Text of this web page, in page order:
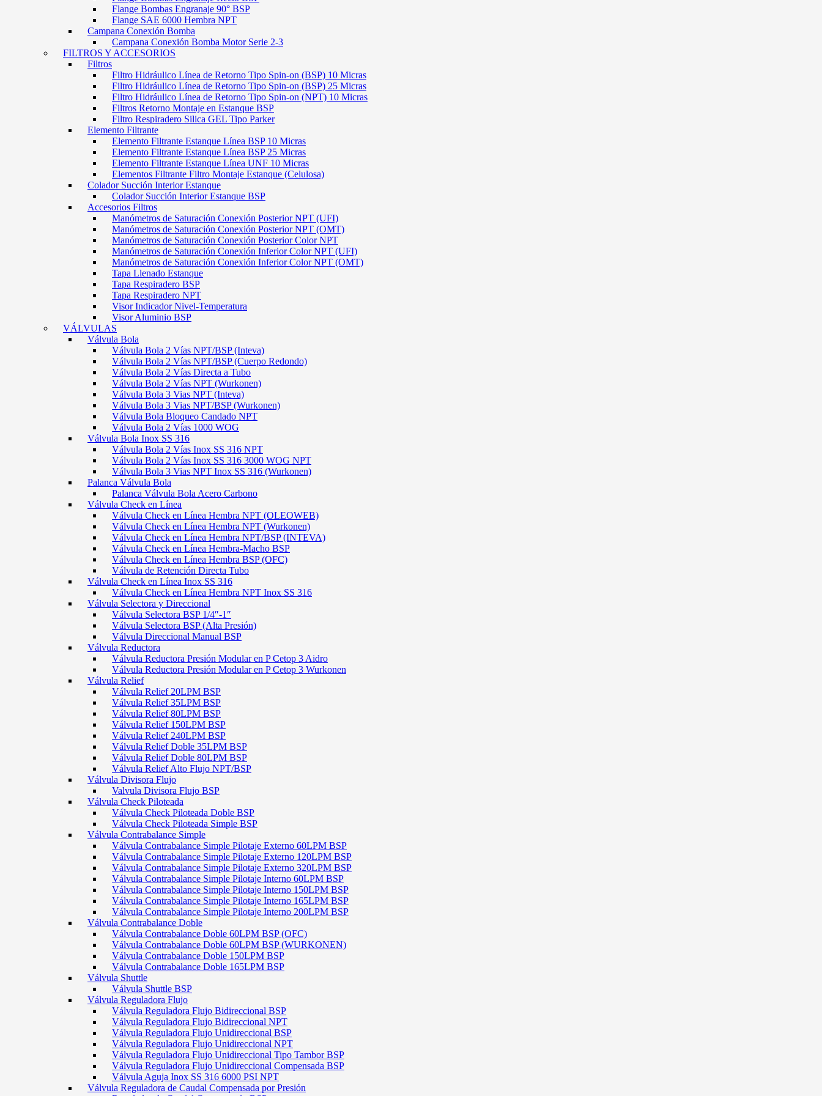
Flange Bombas Engranaje 90° BSP
Flange SAE 6000 Hembra NPT
Campana Conexión Bomba
Campana Conexión Bomba Motor Serie 2-3
FILTROS Y ACCESORIOS
Filtros
Filtro Hidráulico Línea de Retorno Tipo Spin-on (BSP) 10 Micras
Filtro Hidráulico Línea de Retorno Tipo Spin-on (BSP) 25 Micras
Filtro Hidráulico Línea de Retorno Tipo Spin-on (NPT) 10 Micras
Filtros Retorno Montaje en Estanque BSP
Filtro Respiradero Silica GEL Tipo Parker
Elemento Filtrante
Elemento Filtrante Estanque Línea BSP 10 Micras
Elemento Filtrante Estanque Línea BSP 25 Micras
Elemento Filtrante Estanque Línea UNF 10 Micras
Elementos Filtrante Filtro Montaje Estanque (Celulosa)
Colador Succión Interior Estanque
Colador Succión Interior Estanque BSP
Accesorios Filtros
Manómetros de Saturación Conexión Posterior NPT (UFI)
Manómetros de Saturación Conexión Posterior NPT (OMT)
Manómetros de Saturación Conexión Posterior Color NPT
Manómetros de Saturación Conexión Inferior Color NPT (UFI)
Manómetros de Saturación Conexión Inferior Color NPT (OMT)
Tapa Llenado Estanque
Tapa Respiradero BSP
Tapa Respiradero NPT
Visor Indicador Nivel-Temperatura
Visor Aluminio BSP
VÁLVULAS
Válvula Bola
Válvula Bola 2 Vías NPT/BSP (Inteva)
Válvula Bola 2 Vías NPT/BSP (Cuerpo Redondo)
Válvula Bola 2 Vías Directa a Tubo
Válvula Bola 2 Vías NPT (Wurkonen)
Válvula Bola 3 Vias NPT (Inteva)
Válvula Bola 3 Vias NPT/BSP (Wurkonen)
Válvula Bola Bloqueo Candado NPT
Válvula Bola 2 Vías 1000 WOG
Válvula Bola Inox SS 316
Válvula Bola 2 Vías Inox SS 316 NPT
Válvula Bola 2 Vías Inox SS 316 3000 WOG NPT
Válvula Bola 3 Vias NPT Inox SS 316 (Wurkonen)
Palanca Válvula Bola
Palanca Válvula Bola Acero Carbono
Válvula Check en Línea
Válvula Check en Línea Hembra NPT (OLEOWEB)
Válvula Check en Línea Hembra NPT (Wurkonen)
Válvula Check en Línea Hembra NPT/BSP (INTEVA)
Válvula Check en Línea Hembra-Macho BSP
Válvula Check en Línea Hembra BSP (OFC)
Válvula de Retención Directa Tubo
Válvula Check en Línea Inox SS 316
Válvula Check en Línea Hembra NPT Inox SS 316
Válvula Selectora y Direccional
Válvula Selectora BSP 1/4″-1″
Válvula Selectora BSP (Alta Presión)
Válvula Direccional Manual BSP
Válvula Reductora
Válvula Reductora Presión Modular en P Cetop 3 Aidro
Válvula Reductora Presión Modular en P Cetop 3 Wurkonen
Válvula Relief
Válvula Relief 20LPM BSP
Válvula Relief 35LPM BSP
Válvula Relief 80LPM BSP
Válvula Relief 150LPM BSP
Válvula Relief 240LPM BSP
Válvula Relief Doble 35LPM BSP
Válvula Relief Doble 80LPM BSP
Válvula Relief Alto Flujo NPT/BSP
Válvula Divisora Flujo
Valvula Divisora Flujo BSP
Válvula Check Piloteada
Válvula Check Piloteada Doble BSP
Válvula Check Piloteada Simple BSP
Válvula Contrabalance Simple
Válvula Contrabalance Simple Pilotaje Externo 60LPM BSP
Válvula Contrabalance Simple Pilotaje Externo 120LPM BSP
Válvula Contrabalance Simple Pilotaje Externo 320LPM BSP
Válvula Contrabalance Simple Pilotaje Interno 60LPM BSP
Válvula Contrabalance Simple Pilotaje Interno 150LPM BSP
Válvula Contrabalance Simple Pilotaje Interno 165LPM BSP
Válvula Contrabalance Simple Pilotaje Interno 200LPM BSP
Válvula Contrabalance Doble
Válvula Contrabalance Doble 60LPM BSP (OFC)
Válvula Contrabalance Doble 60LPM BSP (WURKONEN)
Válvula Contrabalance Doble 150LPM BSP
Válvula Contrabalance Doble 165LPM BSP
Válvula Shuttle
Válvula Shuttle BSP
Válvula Reguladora Flujo
Válvula Reguladora Flujo Bidireccional BSP
Válvula Reguladora Flujo Bidireccional NPT
Válvula Reguladora Flujo Unidireccional BSP
Válvula Reguladora Flujo Unidireccional NPT
Válvula Reguladora Flujo Unidireccional Tipo Tambor BSP
Válvula Reguladora Flujo Unidireccional Compensada BSP
Válvula Aguja Inox SS 316 6000 PSI NPT
Válvula Reguladora de Caudal Compensada por Presión